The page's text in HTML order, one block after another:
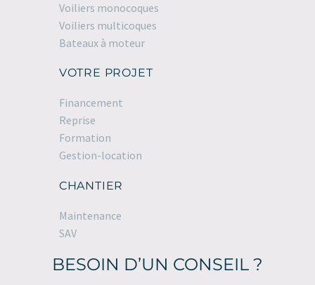
Voiliers monocoques
Voiliers multicoques
Bateaux à moteur
VOTRE PROJET
Financement
Reprise
Formation
Gestion-location
CHANTIER
Maintenance
SAV
BESOIN D’UN CONSEIL ?